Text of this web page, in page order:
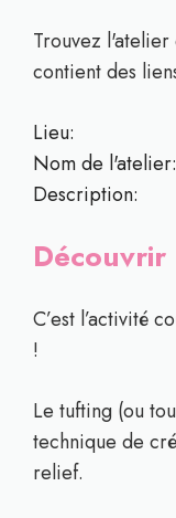
Trouvez
contient des
Lieu:
Nom de l'atelier:
Description:
C’est l’activité
!
Le tufting (ou
technique de
relief.